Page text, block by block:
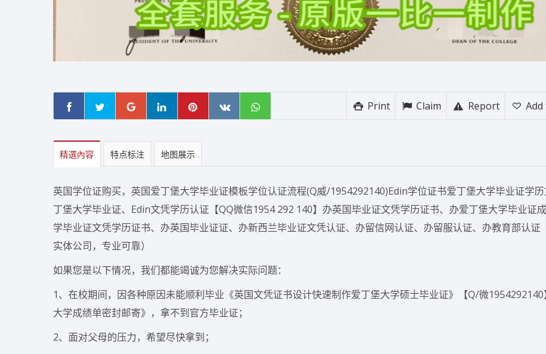
Report
Claim
Print
精選內容 特点标注 地图展示
英国学位证购买，英国爱丁堡大学毕业证模板学位认证流程(Q威/1954292140)Edin学位证书爱丁堡大学毕业证学
丁堡大学毕业证、Edin文凭学历认证【QQ微信1954 292 140】办英国毕业证文凭学历证书、办爱丁堡大学毕业证
学毕业证文凭学历证书、办英国毕业证证、办新西兰毕业证文凭认证、办留信网认证、办留服认证、办教育部认证
实体公司，专业可靠）
如果您是以下情况，我们都能竭诚为您解决实际问题：
1、在校期间，因各种原因未能顺利毕业《英国文凭证书设计快速制作爱丁堡大学硕士毕业证》【Q/微
大学成绩单密封邮寄》，拿不到官方毕业证；
2、面对父母的压力，希望尽快拿到；